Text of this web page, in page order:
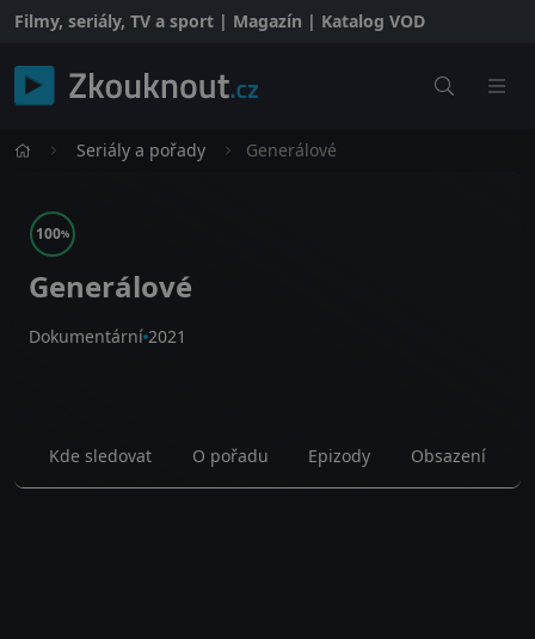
Filmy, seriály, TV a sport | Magazín | Katalog VOD
Seriály a pořady Generálové
100%
Generálové
Dokumentární 2021
Kde sledovat O pořadu Epizody Obsazení